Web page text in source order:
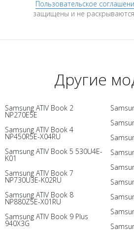
Пользовательское
защищены и не
Другие
Samsung ATIV Book 2
NP270E5E
Samsung ATIV Book 4
NP450R5E-X04RU
Samsung ATIV Book 5 530U4E-
K01
Samsung ATIV Book 7
NP730U3E-K02RU
Samsung ATIV Book 8
NP880Z5E-X01RU
Samsung ATIV Book 9 Plus
940X3G